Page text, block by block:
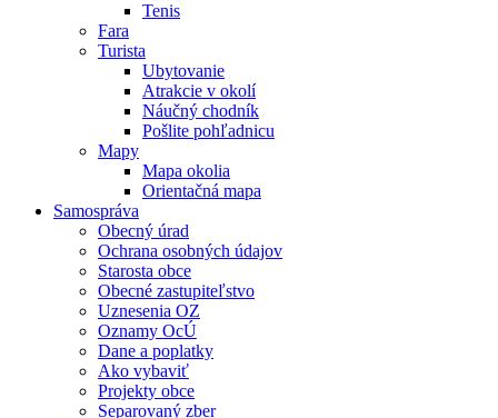
Tenis
Fara
Turista
Ubytovanie
Atrakcie v okolí
Náučný chodník
Pošlite pohľadnicu
Mapy
Mapa okolia
Orientačná mapa
Samospráva
Obecný úrad
Ochrana osobných údajov
Starosta obce
Obecné zastupiteľstvo
Uznesenia OZ
Oznamy OcÚ
Dane a poplatky
Ako vybaviť
Projekty obce
Separovaný zber